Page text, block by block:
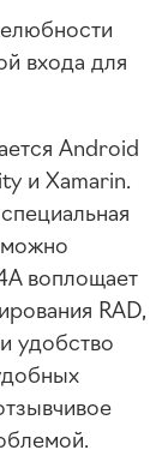
входа для
Android
и Xamarin.
воплощает
RAD,
удобство